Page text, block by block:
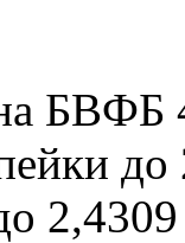
БВФБ